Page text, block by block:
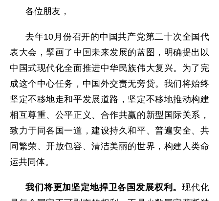
各位朋友，
去年10月份召开的中国共产党第二十次全国代
表大会，擘画了中国未来发展的蓝图，明确提出以
中国式现代化全面推进中华民族伟大复兴。为了完
成这个中心任务，中国外交责无旁贷。我们将始终
坚定不移地走和平发展道路，坚定不移地推动构建
相互尊重、公平正义、合作共赢的新型国际关系，
致力于同各国一道，建设持久和平、普遍安全、共
同繁荣、开放包容、清洁美丽的世界，构建人类命
运共同体。
我们将更加坚定地捍卫各国发展权利。现代化